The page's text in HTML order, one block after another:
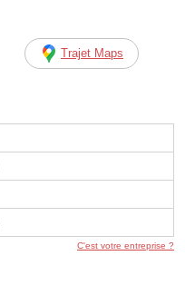
Trajet Maps
C'est votre entreprise ?